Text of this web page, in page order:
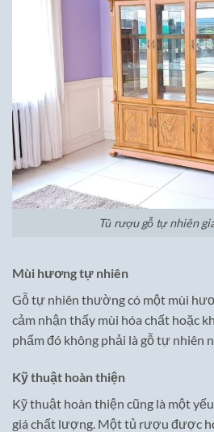
Tủ rượu gỗ tự nhiên
Mùi hương tự nhiên
Gỗ tự nhiên thường có một mùi
cảm nhận thấy mùi hóa chất hoặc
phẩm đó không phải là gỗ tự nhiên
Kỹ thuật hoàn thiện
Kỹ thuật hoàn thiện cũng là một
giá chất lượng. Một tủ rượu được